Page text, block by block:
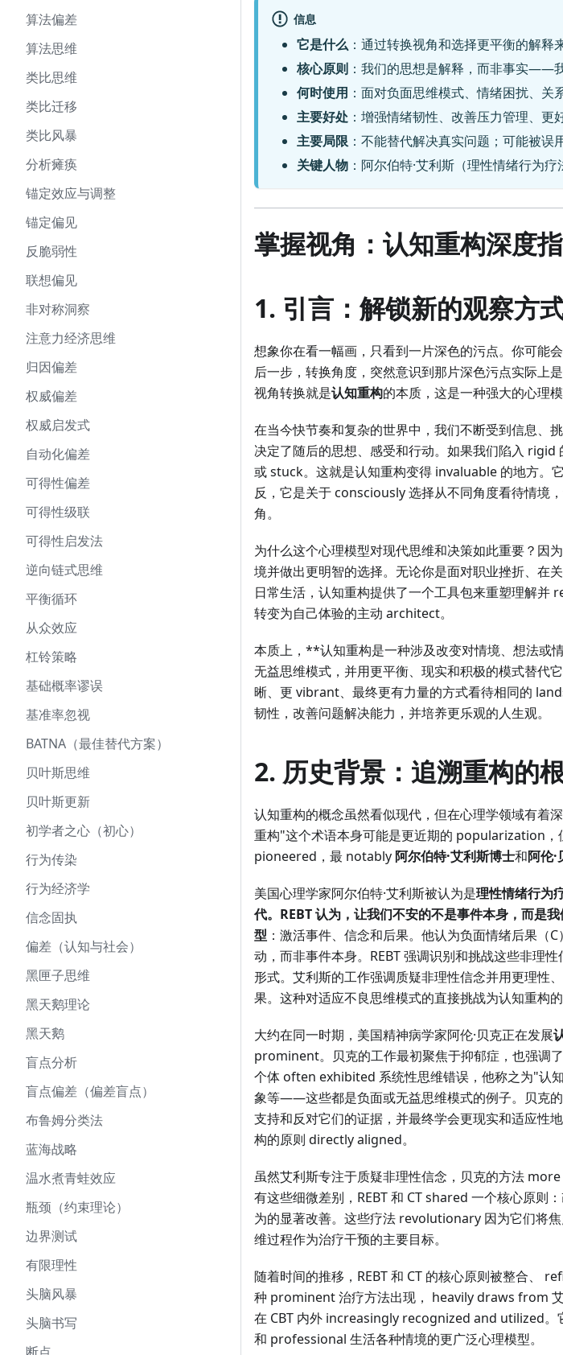
算法偏差
算法思维
类比思维
类比迁移
类比风暴
分析瘫痪
锚定效应与调整
锚定偏见
反脆弱性
联想偏见
非对称洞察
注意力经济思维
归因偏差
权威偏差
权威启发式
自动化偏差
可得性偏差
可得性级联
可得性启发法
逆向链式思维
平衡循环
从众效应
杠铃策略
基础概率谬误
基准率忽视
BATNA（最佳替代方案）
贝叶斯思维
贝叶斯更新
初学者之心（初心）
行为传染
行为经济学
信念固执
偏差（认知与社会）
黑匣子思维
黑天鹅理论
黑天鹅
盲点分析
盲点偏差（偏差盲点）
布鲁姆分类法
蓝海战略
温水煮青蛙效应
瓶颈（约束理论）
边界测试
有限理性
头脑风暴
头脑书写
信息
它是什么 ：通过转换视角和选择更平衡的解
核心原则 ：我们的思想是解释，而非事实——
何时使用 ：面对负面思维模式、情绪困扰、
主要好处 ：增强情绪韧性、改善压力管理、
主要局限 ：不能替代解决真实问题；可能被误
关键人物 ：阿尔伯特·艾利斯（理性情绪行为疗
掌握视角：认知重构深度
1. 引言：解锁新的观察方
想象你在看一幅画，只看到一片深色的污点。你可能
后一步，转换角度，突然意识到那片深色污点实际上
视角转换就是认知重构的本质，这是一种强大的心理
在当今快节奏和复杂的世界中，我们不断受到信息、
决定了随后的思想、感受和行动。如果我们陷入
或 stuck。这就是认知重构变得 invaluable 的地方。
反，它是关于 consciously 选择从不同角度看待情境
角。
为什么这个心理模型对现代思维和决策如此重要？因
境并做出更明智的选择。无论你是面对职业挫折、
日常生活，认知重构提供了一个工具包来重塑理解并
转变为自己体验的主动 architect。
本质上，**认知重构是一种涉及改变对情境、想法或
无益思维模式，并用更平衡、现实和积极的模式替代
晰、更 vibrant、最终更有力量的方式看待相同的
韧性，改善问题解决能力，并培养更乐观的人生观。
2. 历史背景：追溯重构的
认知重构的概念虽然看似现代，但在心理学领域有着
重构"这个术语本身可能是更近期的 popularization
pioneered，最 notably 阿尔伯特·艾利斯博士和阿伦
美国心理学家阿尔伯特·艾利斯被认为是理性情绪行为
代。REBT 认为，让我们不安的不是事件本身，而是
型 ：激活事件、信念和后果。他认为负面情绪后果（
动，而非事件本身。REBT 强调识别和挑战这些非
形式。艾利斯的工作强调质疑非理性信念并用更理性
果。这种对适应不良思维模式的直接挑战为认知重构
大约在同一时期，美国精神病学家阿伦·贝克正在发展
prominent。贝克的工作最初聚焦于抑郁症，也强调
个体 often exhibited 系统性思维错误，他称之为"认
象等——这些都是负面或无益思维模式的例子。贝克
支持和反对它们的证据，并最终学会更现实和适应性
构的原则 directly aligned。
虽然艾利斯专注于质疑非理性信念，贝克的方法
有这些细微差别，REBT 和 CT shared 一个核心原则
为的显著改善。这些疗法 revolutionary 因为它们将
维过程作为治疗干预的主要目标。
随着时间的推移，REBT 和 CT 的核心原则被整合、
种 prominent 治疗方法出现， heavily draws from
在 CBT 内外 increasingly recognized and utilized
和 professional 生活各种情境的更广泛心理模型。